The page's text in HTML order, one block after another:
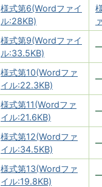
様式第6(Wordファイ
ル:28KB)
様式第9(Wordファイ
ル:33.5KB)
様式第10(Wordファ
イル:22.3KB)
様式第11(Wordファ
イル:21.6KB)
様式第12(Wordファ
イル:34.5KB)
様式第13(Wordファ
イル:19.8KB)